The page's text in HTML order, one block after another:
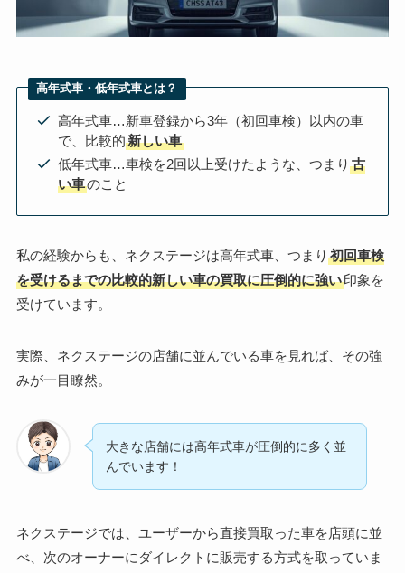
高年式車・低年式車とは？
高年式車…新車登録から3年（初回車検）以内の車
で、比較的新しい車
低年式車…車検を2回以上受けたような、つまり 古
い車のこと
私の経験からも、ネクステージは高年式車、つまり 初回車検
を受けるまでの比較的新しい車の買取に圧倒的に強い印象を
受けています。
実際、ネクステージの店舗に並んでいる車を見れば、その強
みが一目瞭然。
大きな店舗には高年式車が圧倒的に多く並
んでいます！
ネクステージでは、ユーザーから直接買取った車を店頭に並
べ、次のオーナーにダイレクトに販売する方式を取っていま